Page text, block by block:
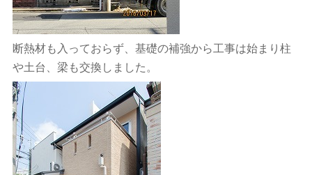
断熱材も入っておらず、基礎の補強から工事は始まり柱
や土台、梁も交換しました。